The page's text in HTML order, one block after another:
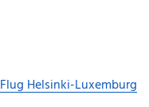
Flug Helsinki-Luxemburg